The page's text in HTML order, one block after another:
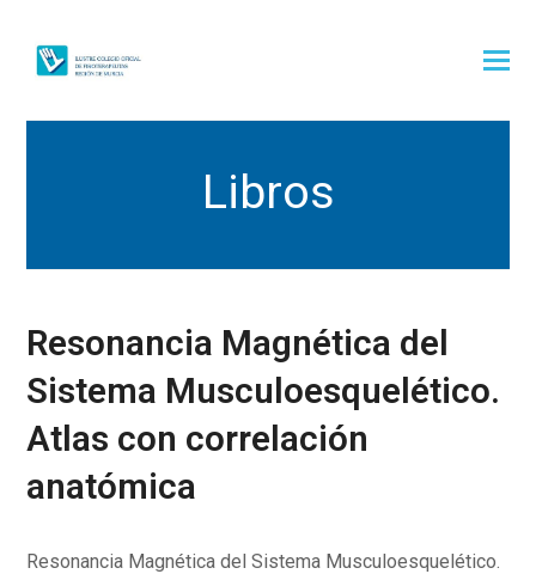
Libros
Resonancia Magnética del
Sistema Musculoesquelético.
Atlas con correlación
anatómica
Resonancia Magnética del Sistema Musculoesquelético.